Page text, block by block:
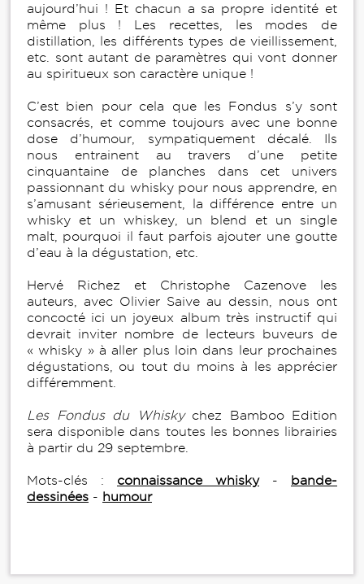
aujourd’hui ! Et chacun a sa propre identité et
même plus ! Les recettes, les modes de
distillation, les différents types de vieillissement,
etc. sont autant de paramètres qui vont donner
au spiritueux son caractère unique !
C’est bien pour cela que les Fondus s’y sont
consacrés, et comme toujours avec une bonne
dose d’humour, sympatiquement décalé. Ils
nous entrainent au travers d’une petite
cinquantaine de planches dans cet univers
passionnant du whisky pour nous apprendre, en
s’amusant sérieusement, la différence entre un
whisky et un whiskey, un blend et un single
malt, pourquoi il faut parfois ajouter une goutte
d’eau à la dégustation, etc.
Hervé Richez et Christophe Cazenove les
auteurs, avec Olivier Saive au dessin, nous ont
concocté ici un joyeux album très instructif qui
devrait inviter nombre de lecteurs buveurs de
« whisky » à aller plus loin dans leur prochaines
dégustations, ou tout du moins à les apprécier
différemment.
Les Fondus du Whiskychez Bamboo Edition
sera disponible dans toutes les bonnes librairies
à partir du 29 septembre.
Mots-clés : connaissance whisky- bande-
dessinées - humour